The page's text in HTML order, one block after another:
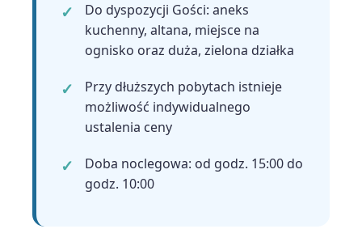
Do dyspozycji Gości: aneks
kuchenny, altana, miejsce na
ognisko oraz duża, zielona działka
Przy dłuższych pobytach istnieje
możliwość indywidualnego
ustalenia ceny
Doba noclegowa: od godz. 15:00 do
godz. 10:00